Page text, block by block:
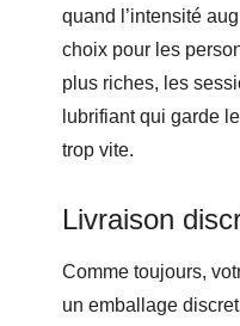
quand l’intensité
choix pour les
plus riches, les
lubrifiant qui garde
trop vite.
Livraison
Comme toujours,
un emballage